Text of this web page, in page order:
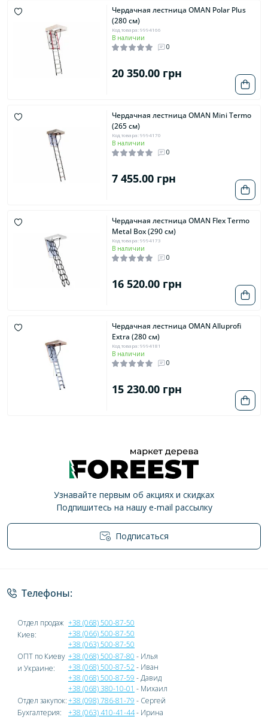
Чердачная лестница OMAN Polar Plus
(280 см)
Код товара: 9994166
В наличии
0
20 350.00 грн
Чердачная лестница OMAN Mini Termo
(265 см)
Код товара: 9994170
В наличии
0
7 455.00 грн
Чердачная лестница OMAN Flex Termo
Metal Box (290 см)
Код товара: 9994173
В наличии
0
16 520.00 грн
Чердачная лестница OMAN Alluprofi
Extra (280 см)
Код товара: 9994181
В наличии
0
15 230.00 грн
Узнавайте первым об акциях и скидках
Подпишитесь на нашу e-mail рассылку
Подписаться
Политика конфиденциальности
Телефоны:
Отдел продаж
Киев:
+38 (068) 500-87-50
+38 (066) 500-87-50
+38 (063) 500-87-50
ОПТ по Киеву
и Украине:
+38 (068) 500-87-80 - Илья
+38 (068) 500-87-52- Иван
+38 (068) 500-87-59 - Давид
+38 (068) 380-10-01 - Михаил
Отдел закупок:+38 (098) 786-81-79 - Сергей
Бухгалтерия:
+38 (063) 410-41-44- Ирина